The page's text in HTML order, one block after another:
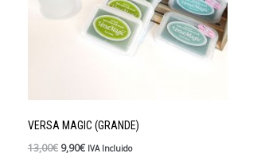
VERSA MAGIC (GRANDE)
13,00€ 9,90€ IVA Incluido